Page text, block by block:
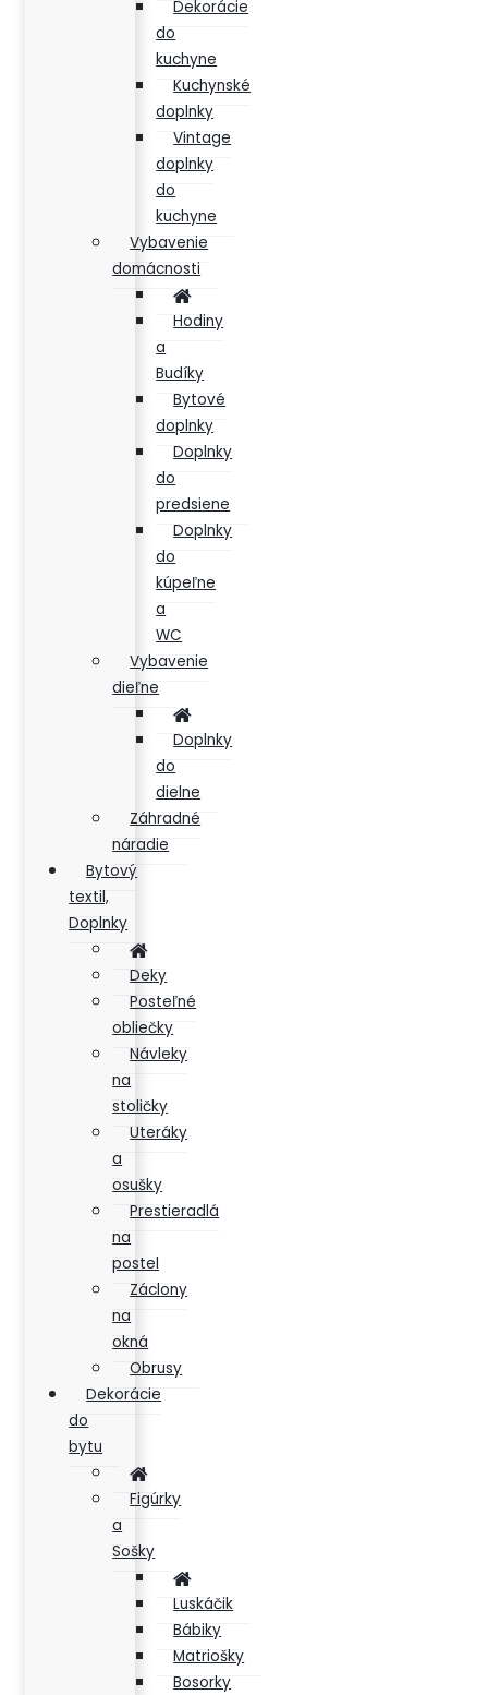
Dekorácie
do
kuchyne
Kuchynské
doplnky
Vintage
doplnky
do
kuchyne
Vybavenie
domácnosti
Hodiny
a
Budíky
Bytové
doplnky
Doplnky
do
predsiene
Doplnky
do
kúpeľne
a
WC
Vybavenie
dieľne
Doplnky
do
dielne
Záhradné
náradie
Bytový
textil,
Doplnky
Deky
Posteľné
obliečky
Návleky
na
stoličky
Uteráky
a
osušky
Prestieradlá
na
postel
Záclony
na
okná
Obrusy
Dekorácie
do
bytu
Figúrky
a
Sošky
Luskáčik
Bábiky
Matriošky
Bosorky